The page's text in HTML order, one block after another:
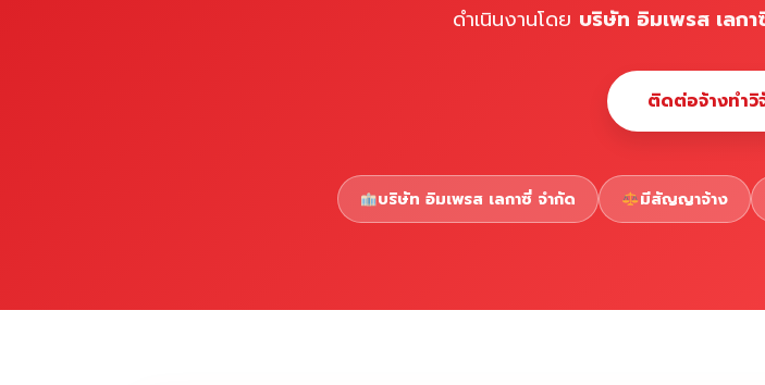
ดำเนินงานโดย บริษัท อิมเพรส เลก
ติดต่อจ้างทำ
บริษัท อิมเพรส เลกาซี่ จำกัด มีสัญญาจ้าง